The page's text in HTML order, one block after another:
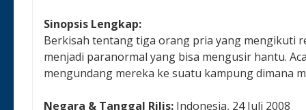
Sinopsis Lengkap:
Berkisah tentang tiga orang pria yang mengikuti
menjadi paranormal yang bisa mengusir hantu.
mengundang mereka ke suatu kampung dimana
Negara & Tanggal Rilis: Indonesia, 24 Juli 2008